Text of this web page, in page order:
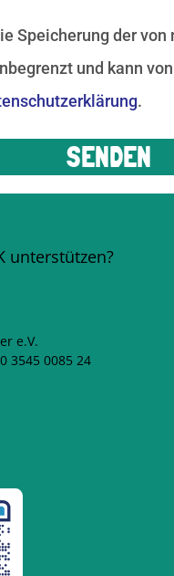
Speicherung der
und kann
.
SENDEN
unterstützen?
e.V.
3545 0085 24